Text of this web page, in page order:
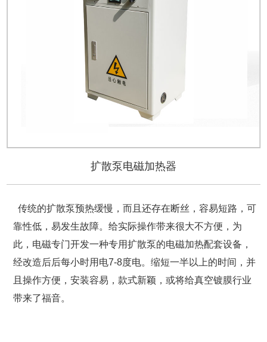
扩散泵电磁加热器
传统的扩散泵预热缓慢，而且还存在断丝，容易短路，可
靠性低，易发生故障。给实际操作带来很大不方便，为
此，电磁专门开发一种专用扩散泵的电磁加热配套设备，
经改造后后每小时用电7-8度电。缩短一半以上的时间，并
且操作方便，安装容易，款式新颖，或将给真空镀膜行业
带来了福音。